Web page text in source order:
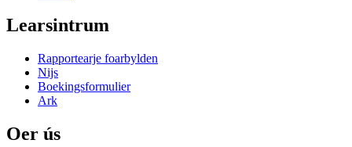
Learsintrum
Rapportearje foarbylden
Nijs
Boekingsformulier
Ark
Oer ús